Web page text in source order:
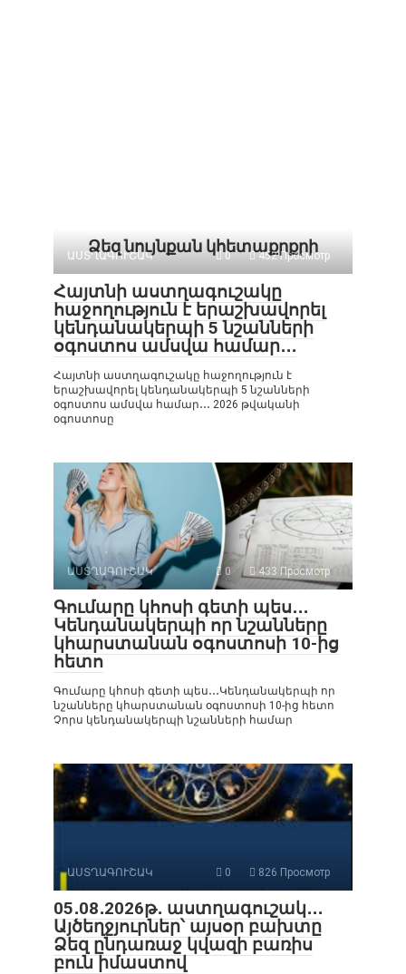
Ձեզ նույնքան կհետաքրքրի
ԱՍՏՂԱԳՈՒՇԱԿ 0 452 Просмотр
Հայտնի աստղագուշակը
հաջողություն է երաշխավորել
կենդանակերպի 5 նշանների
օգոստոս ամսվա համար․․․
Հայտնի աստղագուշակը հաջողություն է
երաշխավորել կենդանակերպի 5 նշանների
օգոստոս ամսվա համար․․․ 2026 թվականի
օգոստոսը
ԱՍՏՂԱԳՈՒՇԱԿ 0 433 Просмотр
Գումարը կհոսի գետի պես․․․
Կենդանակերպի որ նշանները
կհարստանան օգոստոսի 10-ից
հետո
Գումարը կհոսի գետի պես․․․Կենդանակերպի որ
նշանները կհարստանան օգոստոսի 10-ից հետո
Չորս կենդանակերպի նշանների համար
ԱՍՏՂԱԳՈՒՇԱԿ 0 826 Просмотр
05․08․2026թ․ աստղագուշակ․․․
Այծեղջյուրներ՝ այսօր բախտը
Ձեզ ընդառաջ կվազի բառիս
բուն իմաստով